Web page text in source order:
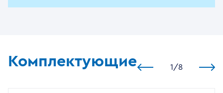
Комплектующие 1 /8